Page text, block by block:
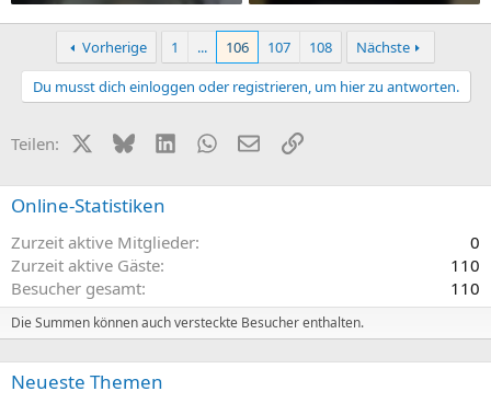
Vorherige 1 ... 106 107 108
Nächste
Du musst dich einloggen oder registrieren, um hier zu antworten.
Teilen: X (Twitter)
BlueskyLinkedInWhatsApp
E-MailLink
Online-Statistiken
Zurzeit aktive Mitglieder
0
Zurzeit aktive Gäste
110
Besucher gesamt
110
Die Summen können auch versteckte Besucher enthalten.
Neueste Themen